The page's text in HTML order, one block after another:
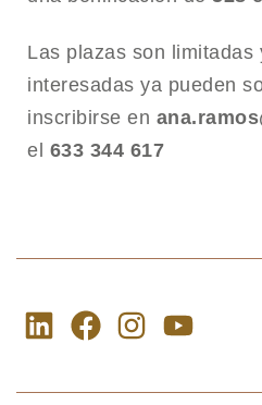
Las plazas son limitadas
interesadas ya pueden
inscribirse en
el 633 344 617